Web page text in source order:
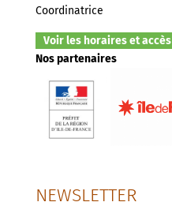
Coordinatrice
Voir les horaires et accès
Nos partenaires
NEWSLETTER